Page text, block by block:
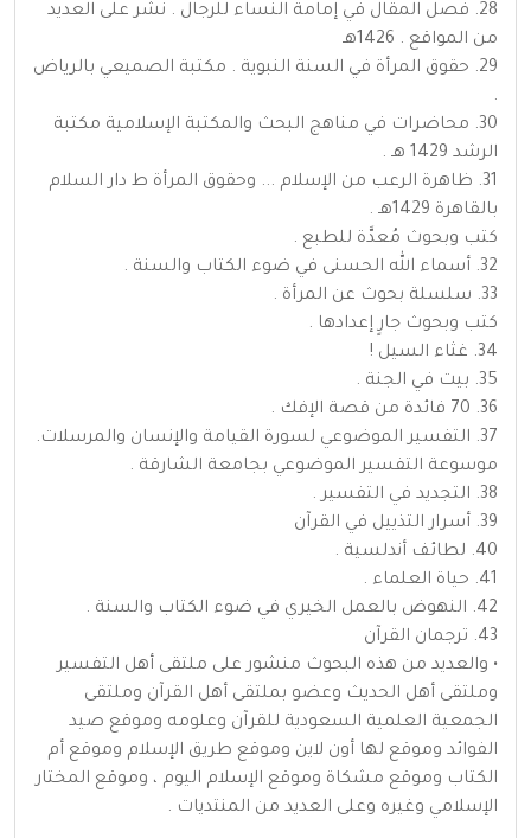
28. فصل المقال في إمامة النساء للرجال . نشر على العديد
من المواقع . 1426هـ
29. حقوق المرأة في السنة النبوية . مكتبة الصميعي بالرياض
.
30. محاضرات في مناهج البحث والمكتبة الإسلامية مكتبة
الرشد 1429 هـ .
31. ظاهرة الرعب من الإسلام ... وحقوق المرأة ط دار السلام
بالقاهرة 1429هـ .
كتب وبحوث مُعدَّة للطبع .
32. أسماء الله الحسنى في ضوء الكتاب والسنة .
33. سلسلة بحوث عن المرأة .
كتب وبحوث جارٍ إعدادها .
34. غثاء السيل !
35. بيت في الجنة .
36. 70 فائدة من قصة الإفك .
37. التفسير الموضوعي لسورة القيامة والإنسان والمرسلات.
موسوعة التفسير الموضوعي بجامعة الشارقة .
38. التجديد في التفسير .
39. أسرار التذييل في القرآن
40. لطائف أندلسية .
41. حياة العلماء .
42. النهوض بالعمل الخيري في ضوء الكتاب والسنة .
43. ترجمان القرآن
• والعديد من هذه البحوث منشور على ملتقى أهل التفسير
وملتقى أهل الحديث وعضو بملتقى أهل القرآن وملتقى
الجمعية العلمية السعودية للقرآن وعلومه وموقع صيد
الفوائد وموقع لها أون لاين وموقع طريق الإسلام وموقع أم
الكتاب وموقع مشكاة وموقع الإسلام اليوم ، وموقع المختار
الإسلامي وغيره وعلى العديد من المنتديات .